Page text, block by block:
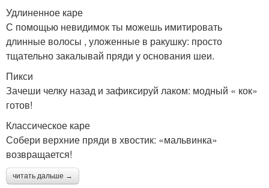
Удлиненное каре
С помощью невидимок ты можешь имитировать
длинные волосы , уложенные в ракушку: просто
тщательно закалывай пряди у основания шеи.
Пикси
Зачеши челку назад и зафиксируй лаком: модный « кок»
готов!
Классическое каре
Собери верхние пряди в хвостик: «мальвинка»
возвращается!
читать дальше →